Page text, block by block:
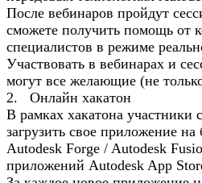
После вебинаров пройдут
сможете получить помощь от
специалистов в режиме
Участвовать в вебинарах и
могут все желающие (не
2. Онлайн хакатон
В рамках хакатона участники
загрузить свое приложение
Autodesk Forge / Autodesk
приложений Autodesk App